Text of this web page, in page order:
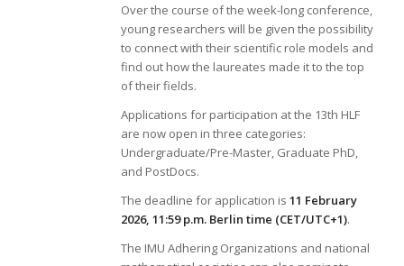
Over the course of the week-long conference,
young researchers will be given the possibility
to connect with their scientific role models and
find out how the laureates made it to the top
of their fields.
Applications for participation at the 13th HLF
are now open in three categories:
Undergraduate/Pre-Master, Graduate PhD,
and PostDocs.
The deadline for application is 11 February
2026, 11:59 p.m. Berlin time (CET/UTC+1).
The IMU Adhering Organizations and national